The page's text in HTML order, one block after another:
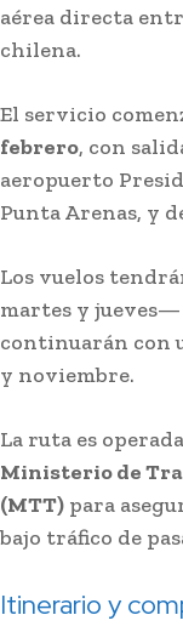
aérea directa
chilena.
El servicio
febrero, con
aeropuerto
Punta Arenas, y
Los vuelos
martes y
continuarán con
y noviembre.
La ruta es
Ministerio de
(MTT) para
bajo tráfico de
Itinerario y